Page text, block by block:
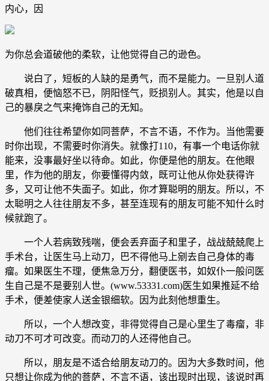
内心，因
为你总会道破他的柔软，让他觉得自己的逊色。
说白了，短板的人缺的是勇气，而不是能力。一旦别人道
破真相，便恼怒不已，阴阳怪气，贬损别人。其实，他是以自
己的暴戾之气来掩饰自己的无知。
他们往往希望你如同菩萨，不言不语，不作为。当他需要
时你出现，不需要时你消失。就像打110，有事一个电话你就
能来，没事最好坐以待命。如此，你便是他的朋友。在他眼
里，作为他的朋友，你要懂得内敛，既可让他从你处获得许
多，又可让他不失面子。如此，你才算聪明的朋友。所以，不
太聪明之人往往朋友不多，甚至连现有的朋友可能不知什么时
候就跑了。
一个人若病致残喘，便会丢弃面子和里子，战战兢兢爬上
手术台，让医生马上动刀，巴不得他马上剜去自己身体的毒
瘤。如果医生不理，便焦急万分，翻便医书，如奴仆一般问医
生自己是不是要别人世。(www.53331.com)医生如果推延不给
手术，便差使家人送金银细软。因为此刻他想重生。
所以，一个人想改变，非得觉得自己是心里生了毒瘤，非
动刀不可才可改变。而动刀的人还得他自己。
所以，朋友是不适合给朋友动刀的。因为大多数时间，他
只想让你成为他的菩萨，不言不语，该出现时出现，该说时再